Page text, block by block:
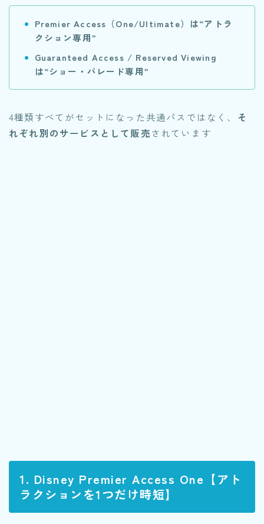
Premier Access（One/Ultimate）は“アトラ
クション専用”
Guaranteed Access / Reserved Viewing
は“ショー・パレード専用”
4種類すべてがセットになった共通パスではなく、 そ
れぞれ別のサービスとして販売されています
1. Disney Premier Access One【アト
ラクションを1つだけ時短】